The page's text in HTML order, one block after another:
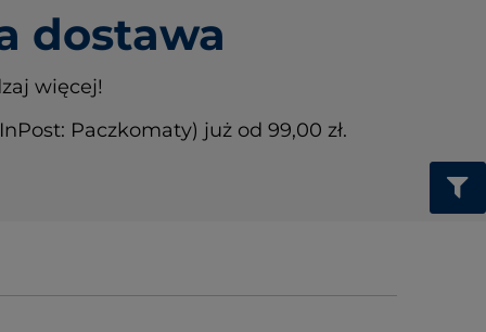
dostawa
więcej!
Paczkomaty) już od 99,00 zł.